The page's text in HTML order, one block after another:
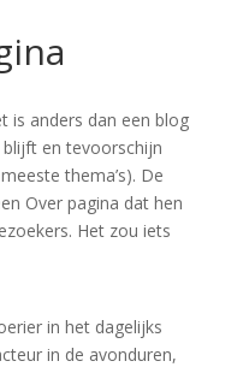
is anders dan een blog
en tevoorschijn
thema’s). De
Over pagina dat hen
Het zou iets
in het dagelijks
in de avonduren,